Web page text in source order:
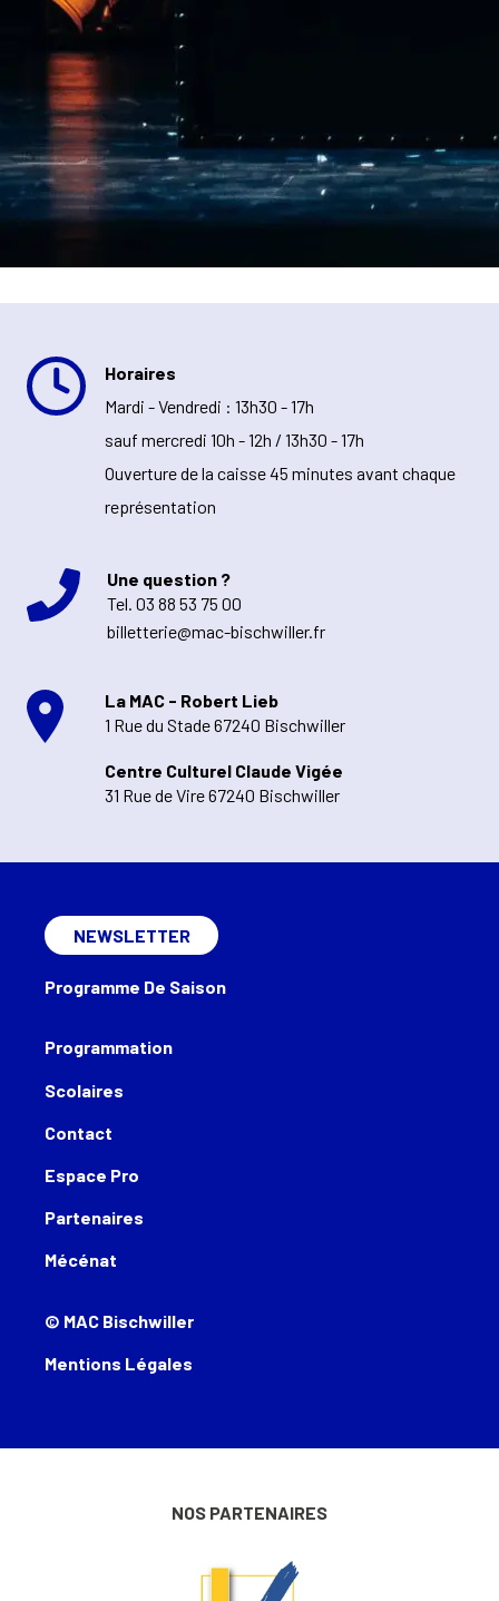
Horaires
Mardi - Vendredi : 13h30 - 17h
sauf mercredi 10h - 12h / 13h30 - 17h
Ouverture de la caisse 45 minutes avant chaque
représentation
Une question ?
Tel. 03 88 53 75 00
billetterie@mac-bischwiller.fr
La MAC - Robert Lieb
1 Rue du Stade 67240 Bischwiller
Centre Culturel Claude Vigée
31 Rue de Vire 67240 Bischwiller
Programmation
Scolaires
Contact
Espace Pro
Partenaires
Mécénat
NEWSLETTER
Programme De Saison
© MAC Bischwiller
Mentions Légales
NOS PARTENAIRES